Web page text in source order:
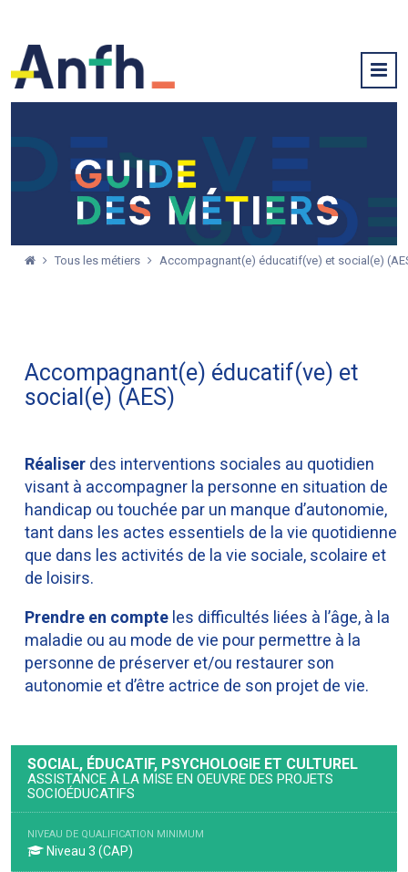
Tous les métiers Accompagnant(e) éducatif(ve) et social(e)
Accompagnant(e) éducatif(ve) et
social(e) (AES)
Réaliser des interventions sociales au quotidien
visant à accompagner la personne en situation de
handicap ou touchée par un manque d’autonomie,
tant dans les actes essentiels de la vie quotidienne
que dans les activités de la vie sociale, scolaire et
de loisirs.
Prendre en compte les difficultés liées à l’âge, à la
maladie ou au mode de vie pour permettre à la
personne de préserver et/ou restaurer son
autonomie et d’être actrice de son projet de vie.
SOCIAL, ÉDUCATIF, PSYCHOLOGIE ET CULTUREL
ASSISTANCE À LA MISE EN OEUVRE DES PROJETS
SOCIOÉDUCATIFS
NIVEAU DE QUALIFICATION MINIMUM
Niveau 3 (CAP)